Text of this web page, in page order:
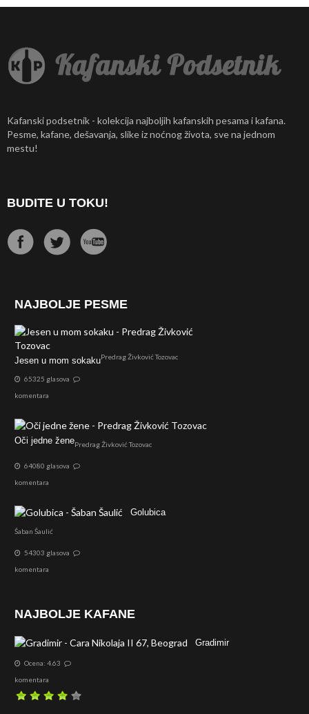
Kafanski podsetnik - kolekcija najboljih kafanskih pesama i kafana.
Pesme, kafane, dešavanja, slike iz noćnog života, sve na jednom
mestu!
BUDITE U TOKU!
NAJBOLJE PESME
Jesen u mom sokakuPredrag Živković Tozovac
65325 glasova
komentara
Oči jedne ženePredrag Živković Tozovac
64080 glasova
komentara
Golubica
Šaban Šaulić
54303 glasova
komentara
NAJBOLJE KAFANE
Gradimir
Ocena: 4.63
komentara